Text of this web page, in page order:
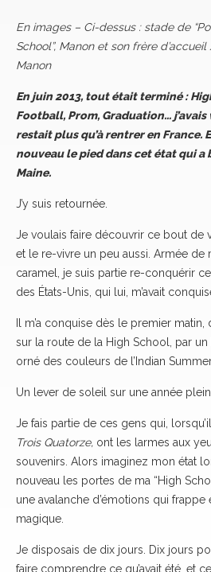
En images – Ci-dessus : stade de
School”, Manon et son frère
Manon
En juin 2013, tout était terminé :
Football, Prom, Graduation…
restait plus qu’à rentrer en France.
nouveau le pied dans cet état qui a
Maine.
J’y suis retournée.
Je voulais faire découvrir ce bout de
et le re-vivre un peu aussi. Armée de
caramel, je suis partie re-conquérir
des États-Unis, qui lui, m’avait
Il m’a conquise dès le premier
sur la route de la High School, par
orné des couleurs de l’Indian
Un lever de soleil sur une année
Je fais partie de ces gens qui,
Trois Quatorze, ont les larmes aux
souvenirs. Alors imaginez mon état
nouveau les portes de ma “High
une avalanche d’émotions qui frappe
magique.
Je disposais de dix jours. Dix jours
faire comprendre ce qu’avait été, et